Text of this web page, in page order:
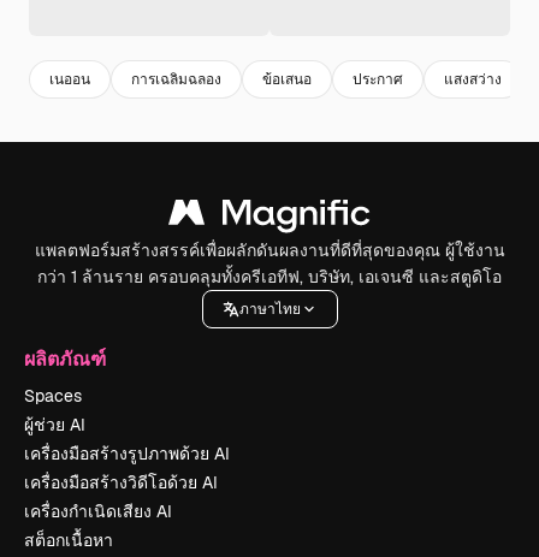
เนออน การเฉลิมฉลอง ข้อเสนอ ประกาศ แสงสว่าง
แพลตฟอร์มสร้างสรรค์เพื่อผลักดันผลงานที่ดีที่สุดของคุณ ผู้ใช้งาน
กว่า 1 ล้านราย ครอบคลุมทั้งครีเอทีฟ, บริษัท, เอเจนซี และสตูดิโอ
ภาษาไทย
ผลิตภัณฑ์
Spaces
ผู้ช่วย AI
เครื่องมือสร้างรูปภาพด้วย AI
เครื่องมือสร้างวิดีโอด้วย AI
เครื่องกำเนิดเสียง AI
สต็อกเนื้อหา